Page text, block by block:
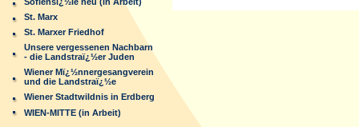
St. Marx
St. Marxer Friedhof
Unsere vergessenen Nachbarn
- die Landstraï¿½er Juden
Wiener Mï¿½nnergesangverein
und die Landstraï¿½e
Wiener Stadtwildnis in Erdberg
WIEN-MITTE (in Arbeit)